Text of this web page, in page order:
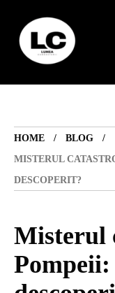
HOME
BLOG
MISTERUL
DESCOPERIT?
Misterul
Pompeii: